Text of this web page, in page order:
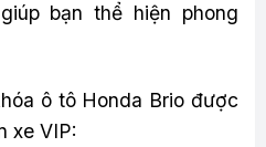
bạn thể hiện phong
ô tô Honda Brio được
xe VIP: